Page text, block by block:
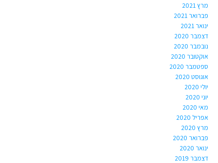
מרץ 2021
פברואר 2021
ינואר 2021
דצמבר 2020
נובמבר 2020
אוקטובר 2020
ספטמבר 2020
אוגוסט 2020
יולי 2020
יוני 2020
מאי 2020
אפריל 2020
מרץ 2020
פברואר 2020
ינואר 2020
דצמבר 2019